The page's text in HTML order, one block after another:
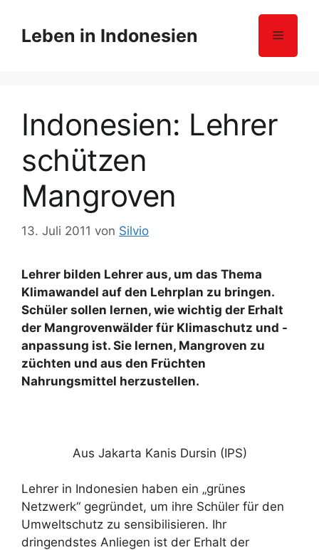
Leben in Indonesien Menü
Indonesien: Lehrer
schützen
Mangroven
13. Juli 2011 von Silvio
Lehrer bilden Lehrer aus, um das Thema
Klimawandel auf den Lehrplan zu bringen.
Schüler sollen lernen, wie wichtig der Erhalt
der Mangrovenwälder für Klimaschutz und -
anpassung ist. Sie lernen, Mangroven zu
züchten und aus den Früchten
Nahrungsmittel herzustellen.
Aus Jakarta Kanis Dursin (IPS)
Lehrer in Indonesien haben ein „grünes
Netzwerk“ gegründet, um ihre Schüler für den
Umweltschutz zu sensibilisieren. Ihr
dringendstes Anliegen ist der Erhalt der